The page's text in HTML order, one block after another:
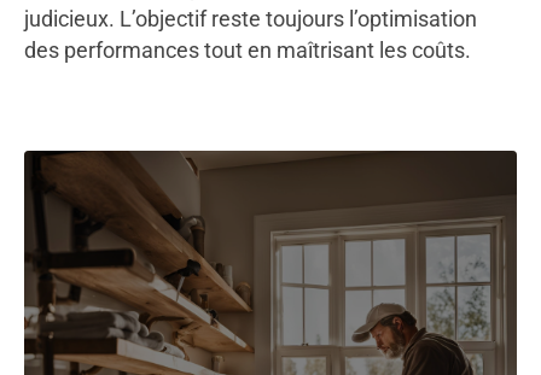
judicieux. L’objectif reste toujours l’optimisation
des performances tout en maîtrisant les coûts.